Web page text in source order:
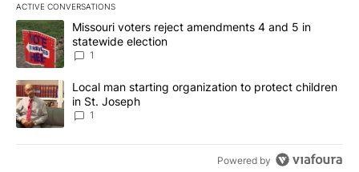
ACTIVE CONVERSATIONS
The following is a list of the most commented articles in the last
A trending article titled "Missouri voters reject amendments 4
Missouri voters reject amendments 4 and 5 in
statewide election
1
A trending article titled "Local man starting organization to
Local man starting organization to protect children
in St. Joseph
1
Powered by